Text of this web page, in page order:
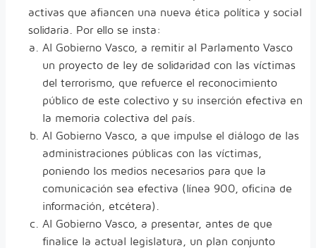
activas que afiancen una nueva ética política y social
solidaria. Por ello se insta:
Al Gobierno Vasco, a remitir al Parlamento Vasco
un proyecto de ley de solidaridad con las víctimas
del terrorismo, que refuerce el reconocimiento
público de este colectivo y su inserción efectiva en
la memoria colectiva del país.
Al Gobierno Vasco, a que impulse el diálogo de las
administraciones públicas con las víctimas,
poniendo los medios necesarios para que la
comunicación sea efectiva (línea 900, oficina de
información, etcétera).
Al Gobierno Vasco, a presentar, antes de que
finalice la actual legislatura, un plan conjunto